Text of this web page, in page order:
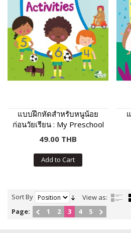
แบบฝึกหัดสำหรับหนูน้อย
ก่อนวัยเรียน : My Preschool
Activities
49.00 THB
Add to Cart
Sort By
View as:
Page:
1 2 3 4 5